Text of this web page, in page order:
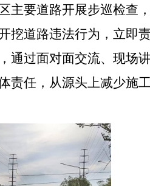
主要道路开展步巡检查
挖道路违法行为，立即
通过面对面交流、现场
责任，从源头上减少施